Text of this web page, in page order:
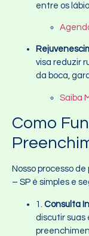
entre os
visa reduzir
da boca,
Saiba
Como
Nosso processo
– SP é simples e
1. Consulta
discutir suas